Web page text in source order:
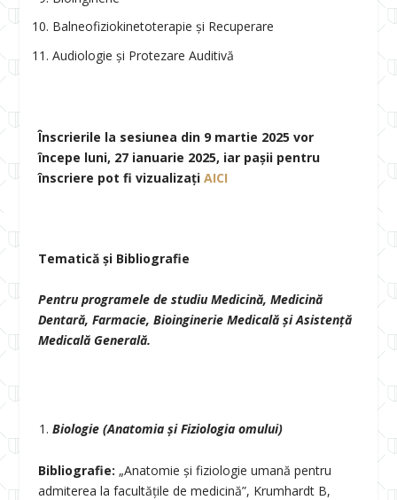
Balneofiziokinetoterapie și Recuperare
Audiologie și Protezare Auditivă
Înscrierile la sesiunea din 9 martie 2025 vor
începe luni, 27 ianuarie 2025, iar pașii pentru
înscriere pot fi vizualizați AICI
Tematică și Bibliografie
Pentru programele de studiu Medicină, Medicină
Dentară, Farmacie, Bioinginerie Medicală și Asistenţă
Medicală Generală.
Biologie (Anatomia și Fiziologia omului)
Bibliografie: „Anatomie și fiziologie umană pentru
admiterea la facultățile de medicină”, Krumhardt B,